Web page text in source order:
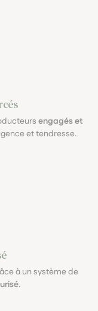
engagés et
et tendresse.
à un système de
.